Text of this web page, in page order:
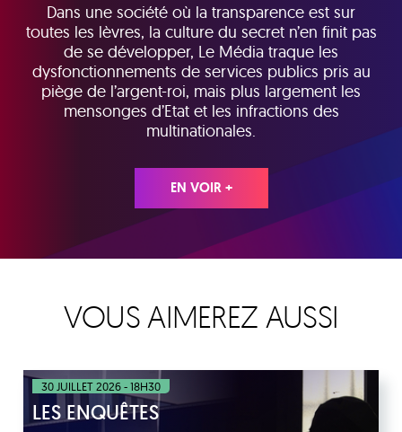
Dans une société où la transparence est sur
toutes les lèvres, la culture du secret n’en finit pas
de se développer, Le Média traque les
dysfonctionnements de services publics pris au
piège de l’argent-roi, mais plus largement les
mensonges d’Etat et les infractions des
multinationales.
EN VOIR +
VOUS AIMEREZ AUSSI
30 JUILLET 2026 - 18H30
LES ENQUÊTES